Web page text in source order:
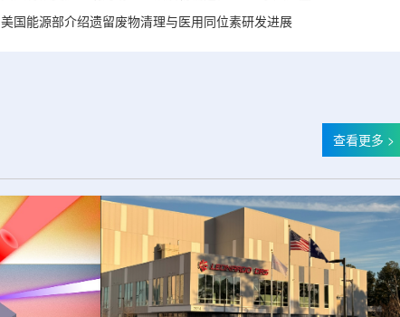
美国能源部介绍遗留废物清理与医用同位素研发进展
查看更多 >